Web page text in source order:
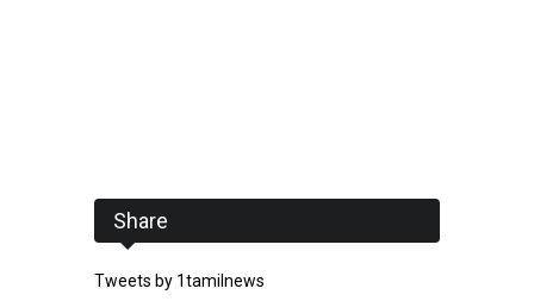
Share
Tweets by 1tamilnews